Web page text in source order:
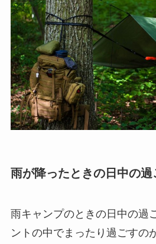
雨が降ったときの日中の過
雨キャンプのときの日中の過
ントの中でまったり過ごすの